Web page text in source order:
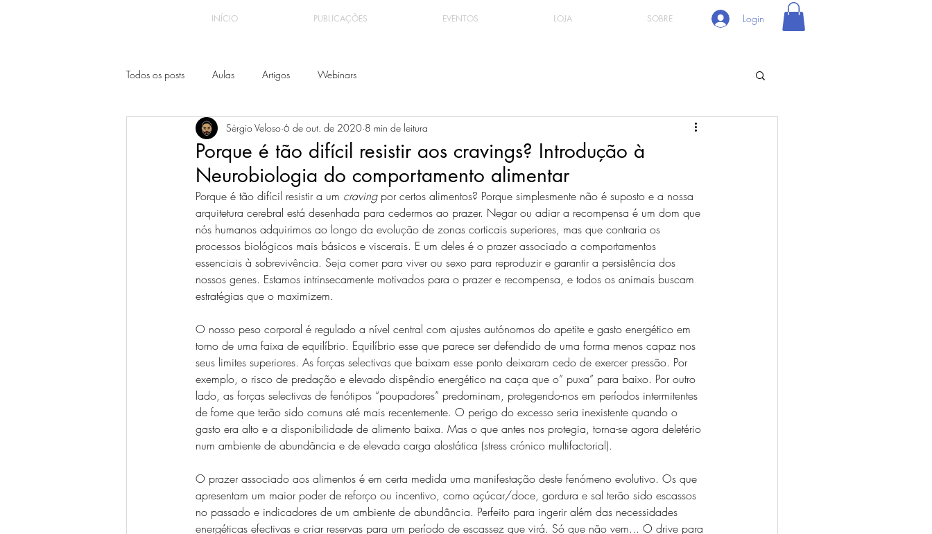
INÍCIO PUBLICAÇÕES EVENTOS LOJA SOBRE Login
Todos os posts Aulas Artigos Webinars
Porque é tão difícil resistir aos cravings? Introdução à
Neurobiologia do comportamento alimentar
Sérgio Veloso 6 de out. de 2020 8 min de leitura
Porque é tão difícil resistir a um craving por certos alimentos? Porque simplesmente não é suposto e a nossa
arquitetura cerebral está desenhada para cedermos ao prazer. Negar ou adiar a recompensa é um dom que
nós humanos adquirimos ao longo da evolução de zonas corticais superiores, mas que contraria os
processos biológicos mais básicos e viscerais. E um deles é o prazer associado a comportamentos
essenciais à sobrevivência. Seja comer para viver ou sexo para reproduzir e garantir a persistência dos
nossos genes. Estamos intrinsecamente motivados para o prazer e recompensa, e todos os animais buscam
estratégias que o maximizem.
O nosso peso corporal é regulado a nível central com ajustes autónomos do apetite e gasto energético em
torno de uma faixa de equilíbrio. Equilíbrio esse que parece ser defendido de uma forma menos capaz nos
seus limites superiores. As forças selectivas que baixam esse ponto deixaram cedo de exercer pressão. Por
exemplo, o risco de predação e elevado dispêndio energético na caça que o” puxa” para baixo. Por outro
lado, as forças selectivas de fenótipos “poupadores” predominam, protegendo-nos em períodos intermitentes
de fome que terão sido comuns até mais recentemente. O perigo do excesso seria inexistente quando o
gasto era alto e a disponibilidade de alimento baixa. Mas o que antes nos protegia, torna-se agora deletério
num ambiente de abundância e de elevada carga alostática (stress crónico multifactorial).
O prazer associado aos alimentos é em certa medida uma manifestação deste fenómeno evolutivo. Os que
apresentam um maior poder de reforço ou incentivo, como açúcar/doce, gordura e sal terão sido escassos
no passado e indicadores de um ambiente de abundância. Perfeito para ingerir além das necessidades
energéticas efectivas e criar reservas para um período de escassez que virá. Só que não vem... O drive para